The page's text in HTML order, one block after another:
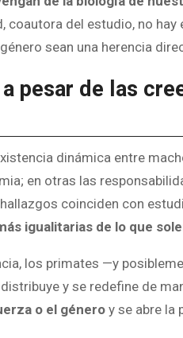
coautora del estudio, no
sean una herencia
pesar de las
dinámica entre
en otras las
coinciden con
igualitarias de lo que
los primates —y
y se redefine de
o el género y se abre la